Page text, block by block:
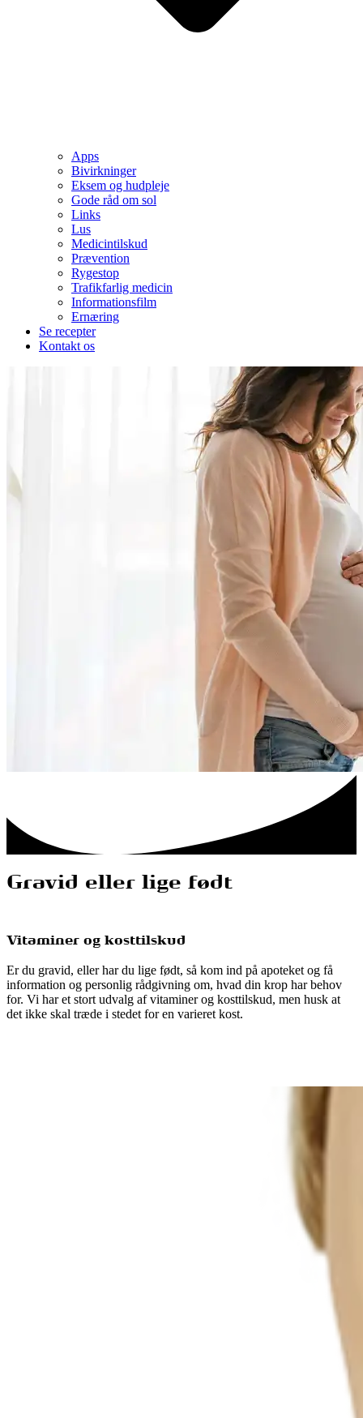
Apps
Bivirkninger
Eksem og hudpleje
Gode råd om sol
Links
Lus
Medicintilskud
Prævention
Rygestop
Trafikfarlig medicin
Informationsfilm
Ernæring
Se recepter
Kontakt os
Gravid eller lige født
Vitaminer og kosttilskud
Er du gravid, eller har du lige født, så kom ind på apoteket og få
information og personlig rådgivning om, hvad din krop har behov
for. Vi har et stort udvalg af vitaminer og kosttilskud, men husk at
det ikke skal træde i stedet for en varieret kost.